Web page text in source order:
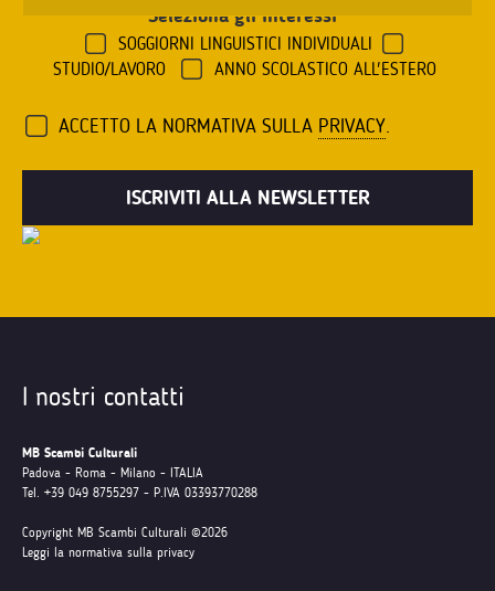
Seleziona gli interessi
SOGGIORNI LINGUISTICI INDIVIDUALI
STUDIO/LAVORO
ANNO SCOLASTICO ALL'ESTERO
ACCETTO LA NORMATIVA SULLA PRIVACY.
I nostri contatti
MB Scambi Culturali
Padova - Roma - Milano - ITALIA
Tel. +39 049 8755297 - P.IVA 03393770288
Copyright MB Scambi Culturali ©2026
Leggi la normativa sulla privacy